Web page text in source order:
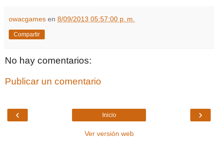
owacgames en 8/09/2013 05:57:00 p. m.
Compartir
No hay comentarios:
Publicar un comentario
‹ ›
Inicio
Ver versión web